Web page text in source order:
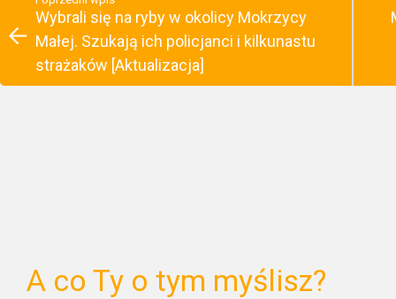
Wybrali się na ryby w okolicy Mokrzycy
Małej. Szukają ich policjanci i kilkunastu
strażaków [Aktualizacja]
A co Ty o tym myślisz?